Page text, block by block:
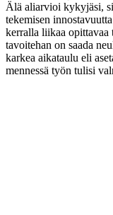
Älä aliarvioi kykyjäsi,
tekemisen
kerralla liikaa opittavaa
tavoitehan on saada
karkea aikataulu eli
mennessä työn tulisi